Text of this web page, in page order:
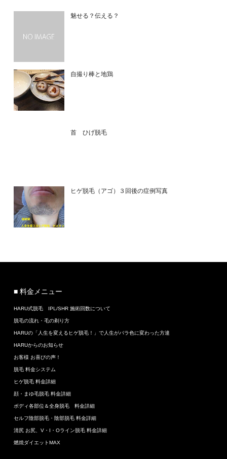
魅せる？伝える？
自撮り棒と地鶏
首 ひげ脱毛
ヒゲ脱毛（アゴ）３回後の症例写真
■ 料金メニュー
HARU式脱毛 IPL/SHR 施術回数について
脱毛の流れ・毛の剃り方
HARUの「人生を変えるヒゲ脱毛！」で人生がバラ色に変わった方達
HARUからのお知らせ
お客様 お喜びの声！
脱毛 料金システム
ヒゲ脱毛 料金詳細
顔・まゆ毛脱毛 料金詳細
ボディ各部位＆全身脱毛 料金詳細
セルフ陰部脱毛・陰部脱毛 料金詳細
清尻 お尻、V・I・Oライン脱毛 料金詳細
燃焼ダイエットMAX